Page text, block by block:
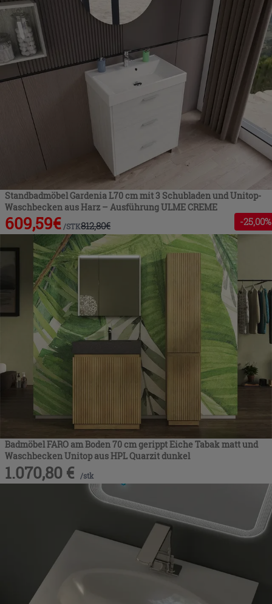
Standbadmöbel Gardenia L70 cm mit 3 Schubladen und Unitop-
Waschbecken aus Harz – Ausführung ULME CREME
609,59€ /STK812,80€ -25,00%
Badmöbel FARO am Boden 70 cm gerippt Eiche Tabak matt und
Waschbecken Unitop aus HPL Quarzit dunkel
1.070,80 € /stk